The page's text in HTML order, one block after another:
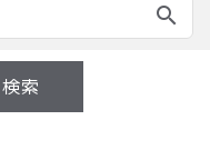
search
索